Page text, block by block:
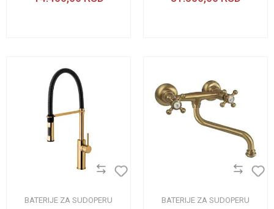
BATERIJE ZA SUDOPERU BATERIJE ZA SUDOPERU